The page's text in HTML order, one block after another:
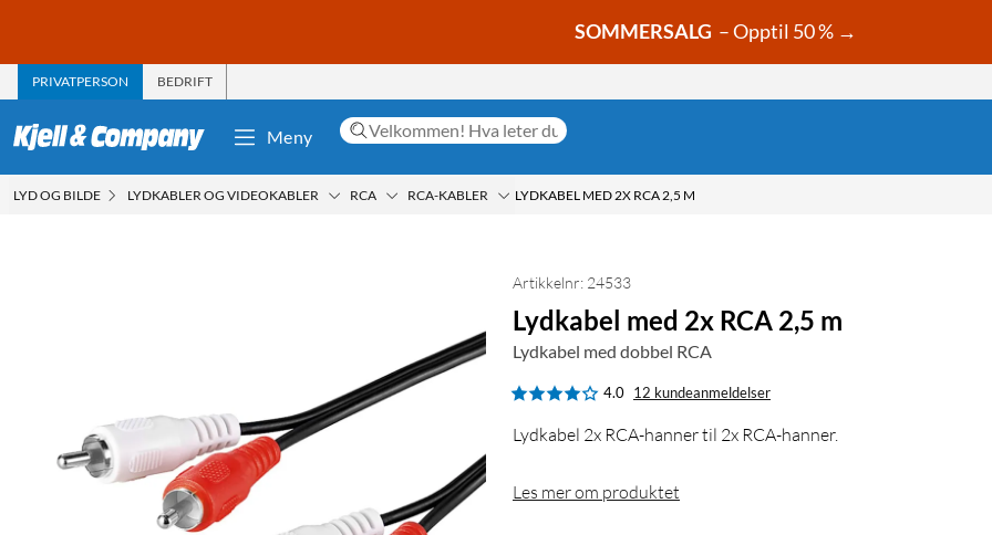
SOMMERSALG – Opptil 50 % →
PRIVATPERSON BEDRIFT
Meny
LYD OG BILDE LYDKABLER OG VIDEOKABLER RCA RCA-KABLER LYDKABEL MED 2X RCA 2,5 M
Artikkelnr: 24533
Lydkabel med 2x RCA 2,5 m
Lydkabel med dobbel RCA
4.0 12 kundeanmeldelser
Lydkabel 2x RCA-hanner til 2x RCA-hanner.
Les mer om produktet